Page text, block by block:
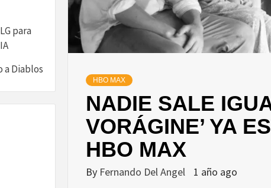
HBO MAX
NADIE SALE
VORÁGINE’ YA
HBO MAX
By Fernando Del Angel 1 año ago
para
a Diablos